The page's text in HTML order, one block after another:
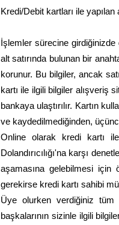
Kredi/Debit kartları ile yapılan
İşlemler sürecine girdiğinizde
alt satırında bulunan bir
korunur. Bu bilgiler, ancak
kartı ile ilgili bilgiler alışveriş
bankaya ulaştırılır. Kartın
ve kaydedilmediğinden,
Online olarak kredi kartı
Dolandırıcılığı'na karşı
aşamasına gelebilmesi için
gerekirse kredi kartı sahibi
Üye olurken verdiğiniz tüm
başkalarının sizinle ilgili